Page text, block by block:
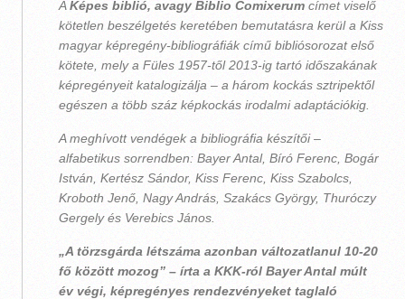
AKépes biblió, avagy Biblio Comixerum címet viselő
kötetlen beszélgetés keretében bemutatásra kerül a Kiss
magyar képregény-bibliográfiák című bibliósorozat első
kötete, mely a Füles 1957-től 2013-ig tartó időszakának
képregényeit katalogizálja – a három kockás sztripektől
egészen a több száz képkockás irodalmi adaptációkig.
A meghívott vendégek a bibliográfia készítői –
alfabetikus sorrendben: Bayer Antal, Bíró Ferenc, Bogár
István, Kertész Sándor, Kiss Ferenc, Kiss Szabolcs,
Kroboth Jenő, Nagy András, Szakács György, Thuróczy
Gergely és Verebics János.
„A törzsgárda létszáma azonban változatlanul 10-20
fő között mozog” – írta a KKK-ról Bayer Antal múlt
év végi, képregényes rendezvényeket taglaló